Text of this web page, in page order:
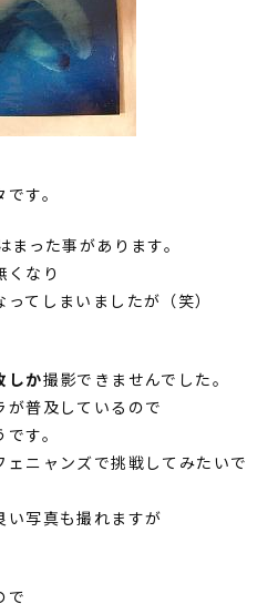
す。
った事があります。
くなり
てしまいましたが（笑）
しか撮影できませんでした。
が普及しているので
す。
ニャンズで挑戦してみたいで
い写真も撮れますが
で